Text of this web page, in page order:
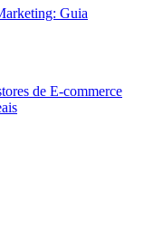
Guia
de E-commerce